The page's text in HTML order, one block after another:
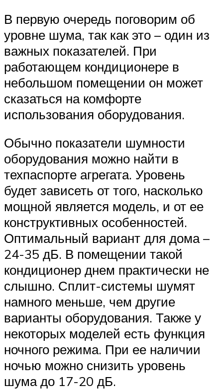
В первую очередь поговорим об
уровне шума, так как это – один из
важных показателей. При
работающем кондиционере в
небольшом помещении он может
сказаться на комфорте
использования оборудования.
Обычно показатели шумности
оборудования можно найти в
техпаспорте агрегата. Уровень
будет зависеть от того, насколько
мощной является модель, и от ее
конструктивных особенностей.
Оптимальный вариант для дома –
24-35 дБ. В помещении такой
кондиционер днем практически не
слышно. Сплит-системы шумят
намного меньше, чем другие
варианты оборудования. Также у
некоторых моделей есть функция
ночного режима. При ее наличии
ночью можно снизить уровень
шума до 17-20 дБ.